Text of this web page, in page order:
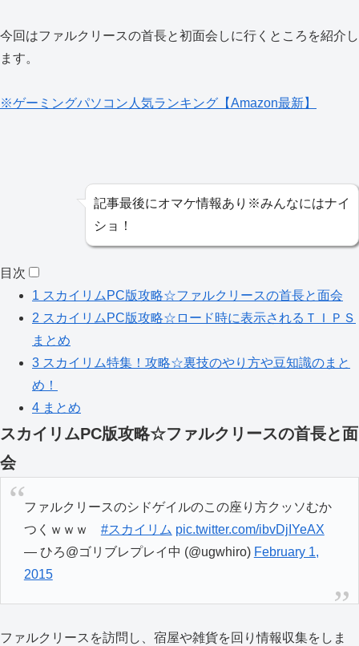
今回はファルクリースの首長と初面会しに行くところを紹介し
ます。
※ゲーミングパソコン人気ランキング【Amazon最新】
記事最後にオマケ情報あり※みんなにはナイ
ショ！
目次
1 スカイリムPC版攻略☆ファルクリースの首長と面会
2 スカイリムPC版攻略☆ロード時に表示されるＴＩＰＳ
まとめ
3 スカイリム特集！攻略☆裏技のやり方や豆知識のまと
め！
4 まとめ
スカイリムPC版攻略☆ファルクリースの首長と面
会
ファルクリースのシドゲイルのこの座り方クッソむか
つくｗｗｗ #スカイリム pic.twitter.com/ibvDjIYeAX
— ひろ@ゴリブレプレイ中 (@ugwhiro) February 1,
2015
ファルクリースを訪問し、宿屋や雑貨を回り情報収集をしま